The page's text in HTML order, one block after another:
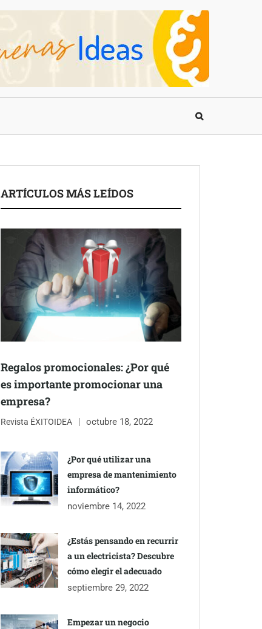
ARTÍCULOS MÁS LEÍDOS
Regalos promocionales: ¿Por qué
es importante promocionar una
empresa?
Revista ÉXITOIDEA octubre 18, 2022
¿Por qué utilizar una
empresa de mantenimiento
informático?
noviembre 14, 2022
¿Estás pensando en recurrir
a un electricista? Descubre
cómo elegir el adecuado
septiembre 29, 2022
Empezar un negocio